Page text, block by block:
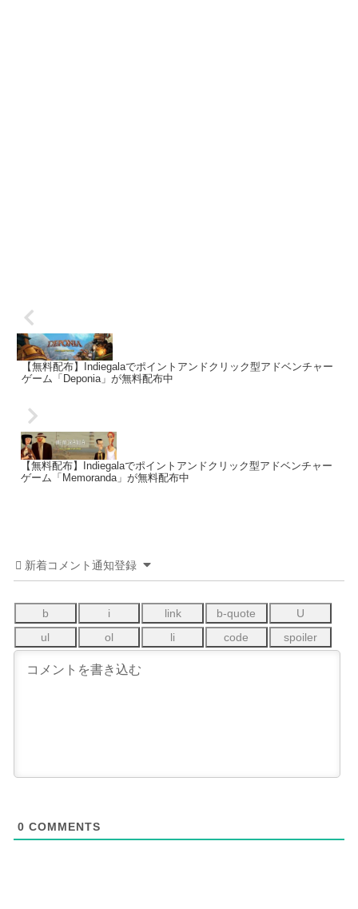
【無料配布】Indiegalaでポイントアンドクリック型アドベンチャー
ゲーム「Deponia」が無料配布中
【無料配布】Indiegalaでポイントアンドクリック型アドベンチャー
ゲーム「Memoranda」が無料配布中
新着コメント通知登録
0 COMMENTS